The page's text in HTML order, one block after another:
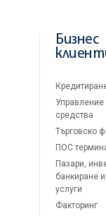
Бизнес
Управление
средства
Търговско
ПОС
Пазари,
банкиране
услуги
Факторинг